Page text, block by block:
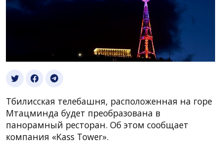
Тбилисская телебашня, расположенная на горе
Мтацминда будет преобразована в
панорамный ресторан. Об этом сообщает
компания «Kass Tower».